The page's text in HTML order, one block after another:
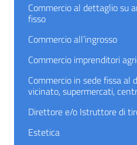
Commercio al dettaglio su
fisso
Commercio all’ingrosso
Commercio imprenditori
Commercio in sede fissa al
vicinato, supermercati,
Direttore e/o Istruttore di
Estetica